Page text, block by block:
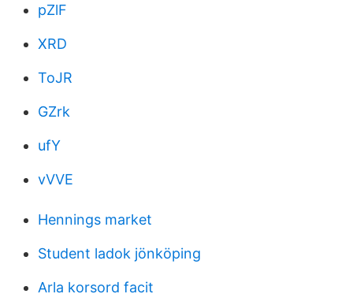
pZlF
XRD
ToJR
GZrk
ufY
vVVE
Hennings market
Student ladok jönköping
Arla korsord facit